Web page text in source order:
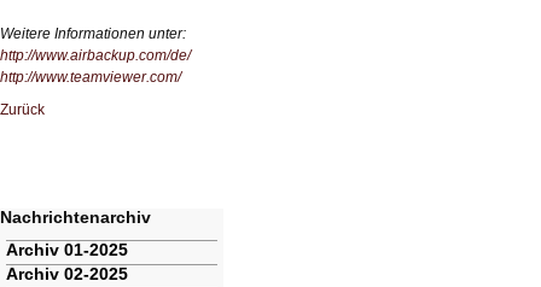
Weitere Informationen unter:
http://www.airbackup.com/de/
http://www.teamviewer.com/
Zurück
Nachrichtenarchiv
Navigation
überspringen
Archiv 01-2025
Archiv 02-2025